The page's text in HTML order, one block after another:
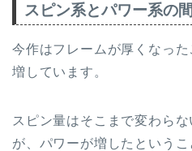
スピン系とパワー系の
今作はフレームが厚くなっ
増しています。
スピン量はそこまで変わら
が、パワーが増したというこ